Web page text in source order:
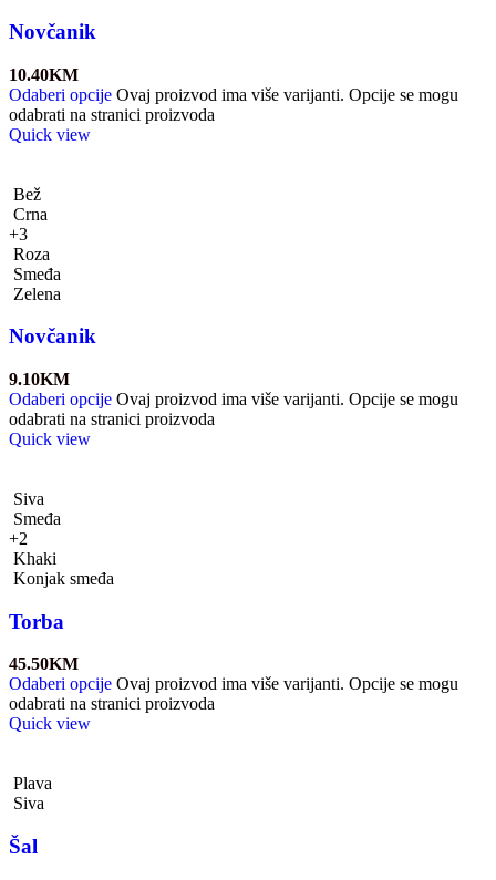
Novčanik
10.40KM
Odaberi opcije Ovaj proizvod ima više varijanti. Opcije se mogu
odabrati na stranici proizvoda
Quick view
Bež
Crna
+3
Roza
Smeđa
Zelena
Novčanik
9.10KM
Odaberi opcije Ovaj proizvod ima više varijanti. Opcije se mogu
odabrati na stranici proizvoda
Quick view
Siva
Smeđa
+2
Khaki
Konjak smeđa
Torba
45.50KM
Odaberi opcije Ovaj proizvod ima više varijanti. Opcije se mogu
odabrati na stranici proizvoda
Quick view
Plava
Siva
Šal